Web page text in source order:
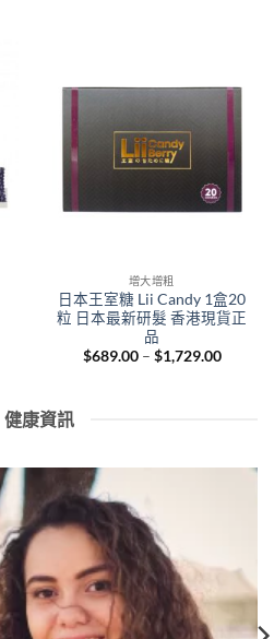
增大增粗
日本王室糖 Lii Candy 1盒20
粒 日本最新研髮 香港現貨正
品
$689.00 – $1,729.00Price
健康資訊